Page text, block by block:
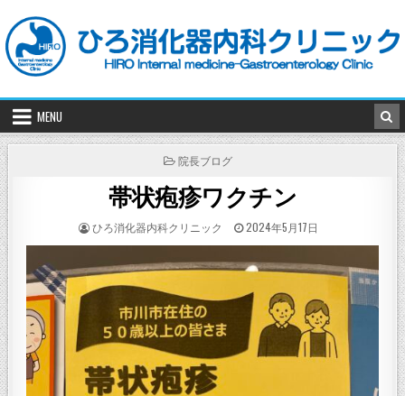
to
content
MENU
POSTED
院長ブログ
帯状疱疹ワクチン
POSTED
ひろ消化器内科クリニック
POSTED
2024年5月17日